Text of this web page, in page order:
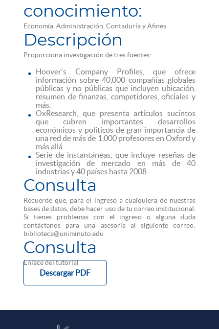
conocimiento:
Economía, Administración, Contaduría y Afines
Descripción
Proporciona investigación de tres fuentes:
Hoover's Company Profiles, que ofrece
información sobre 40,000 compañías globales
públicas y no públicas que incluyen ubicación,
resumen de finanzas, competidores, oficiales y
más.
OxResearch, que presenta artículos sucintos
que cubren importantes desarrollos
económicos y políticos de gran importancia de
una red de más de 1,000 profesores en Oxford y
más allá
Serie de instantáneas, que incluye reseñas de
investigación de mercado en más de 40
industrias y 40 países hasta 2008
Consulta
Recuerde que, para el ingreso a cualquiera de nuestras
bases de datos, debe hacer uso de tu correo institucional.
Si tienes problemas con el ingreso o alguna duda
contáctanos para una asesoría al siguiente correo:
biblioteca@uniminuto.edu
Consulta
Enlace del tutorial
Descargar PDF